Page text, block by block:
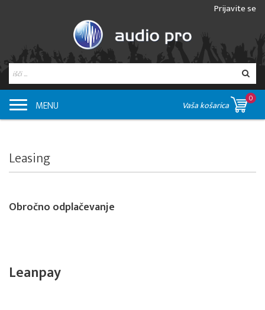
Prijavite se
MENU Vaša košarica
0
Leasing
Obročno odplačevanje
Leanpay